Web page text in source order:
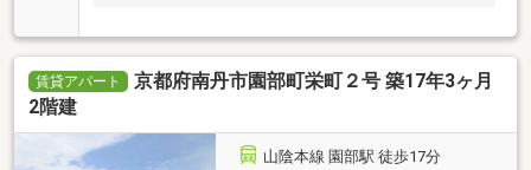
賃貸アパート
京都府南丹市園部町栄町２号 築17年3ヶ月
2階建
山陰本線 園部駅 徒歩17分